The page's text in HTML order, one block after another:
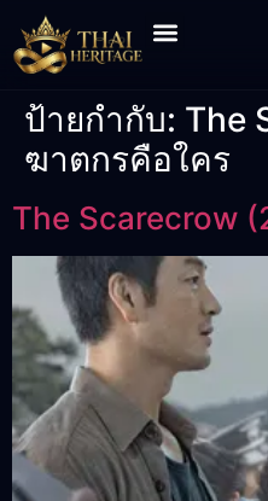
ป้ายกำกับ: The
ฆาตกรคือใคร
The Scarecrow